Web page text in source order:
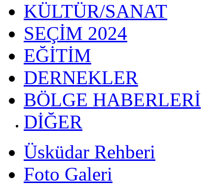
KÜLTÜR/SANAT
SEÇİM 2024
EĞİTİM
DERNEKLER
BÖLGE HABERLERİ
DİĞER
Üsküdar Rehberi
Foto Galeri